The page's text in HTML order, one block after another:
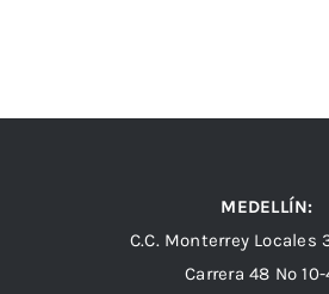
MEDELLÍN:
C.C. Monterrey Locales
Carrera 48 Nº 10-